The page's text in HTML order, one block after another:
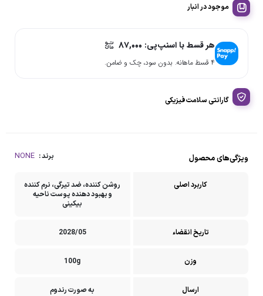
موجود در انبار
هر قسط با اسنپ‌پی: ۸۷,۰۰۰
۴ قسط ماهانه. بدون سود، چک و ضامن.
گارانتی سلامت فیزیکی
برند : NONE ویژگی‌های محصول
کاربرد اصلی
روشن کننده، ضد تیرگی، نرم کننده
و بهبود دهنده پوست ناحیه
بیکینی
تاریخ انقضاء 2028/05
وزن 100g
ارسال به صورت رندوم